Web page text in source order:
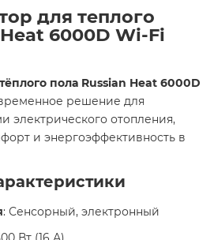
для теплого
6000D Wi-Fi
пола Russian Heat 6000D
решение для
электрического отопления,
и энергоэффективность в
: Сенсорный, электронный